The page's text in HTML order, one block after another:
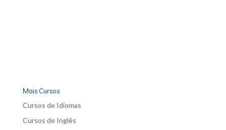
Mais Cursos:
Cursos de Idiomas
Cursos de Inglês